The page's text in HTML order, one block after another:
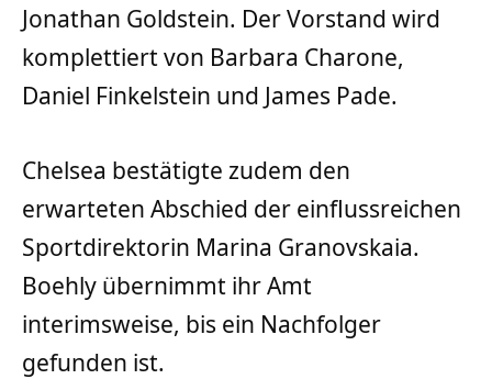
Jonathan Goldstein. Der Vorstand wird
komplettiert von Barbara Charone,
Daniel Finkelstein und James Pade.
Chelsea bestätigte zudem den
erwarteten Abschied der einflussreichen
Sportdirektorin Marina Granovskaia.
Boehly übernimmt ihr Amt
interimsweise, bis ein Nachfolger
gefunden ist.